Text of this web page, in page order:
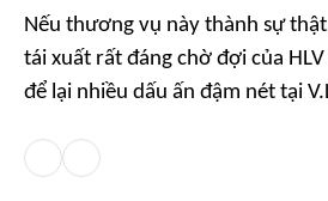
Nếu thương vụ này thành sự
tái xuất rất đáng chờ đợi của
để lại nhiều dấu ấn đậm nét tại